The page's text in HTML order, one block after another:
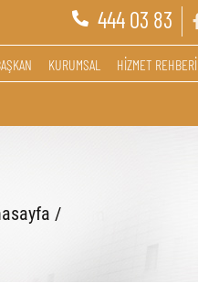
444 03 83
KURUMSAL HİZMET REHBERİ
/